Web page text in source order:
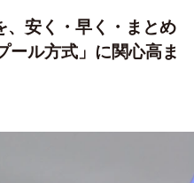
安く・早く・まとめ
ル方式」に関心高ま